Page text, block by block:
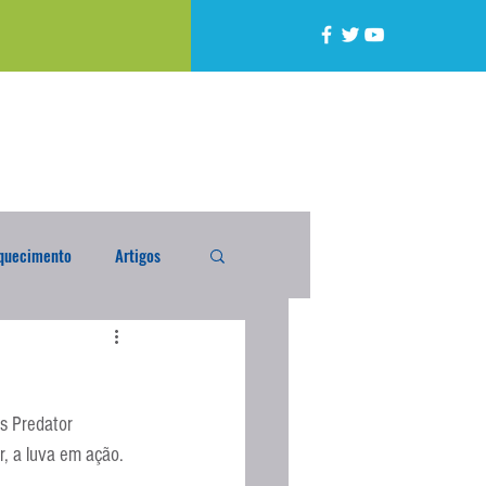
Artigos
Compra Exterior
Predator
a luva em ação.